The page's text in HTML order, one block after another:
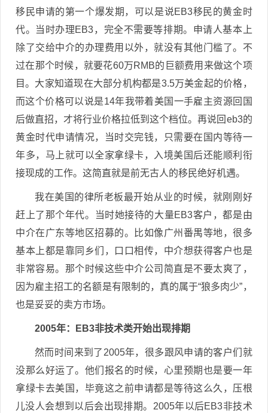
移民申请的第一个爆发期，可以是说EB3移民的黄金时
代。当时办理EB3，完全不需要等排期。申请人基本上
除了交给中介的办理费用以外，就没有其他门槛了。不
过在那个时候，就要花60万RMB的巨额费用来做这个项
目。大家知道现在大部分机构都是3.5万美金起的价格，
而这个价格可以说是14年我带着美国一手雇主资源回国
后做直招，才将行业价格拉低到这个档位。再说回eb3的
黄金时代申请情况，当时交完钱，只需要在国内等待一
年多，马上就可以全家拿绿卡，入境美国后还能顺利衔
接现成的工作。这简直就是前无古人的移民绝好机遇。
我在美国的律所老板最开始从业的时候，就刚刚好
赶上了那个年代。当时她接待的大量EB3客户，都是由
中介在广东等地区招募的。比如像广州番禺等地，很多
基本上都是靠同乡们，口口相传，中介想获得客户也是
非常容易。那个时候这些中介公司简直是不要太爽了，
因为雇主招工的名额是有限制的，真的属于“狼多肉少”，
也是妥妥的卖方市场。
2005年：EB3非技术类开始出现排期
然而时间来到了2005年，很多跟风申请的客户们就
没那么好运了。他们报名的时候，心里预期也是要一年
拿绿卡去美国，毕竟这之前申请都是等待这么久，压根
儿没人会想到以后会出现排期。2005年以后EB3非技术